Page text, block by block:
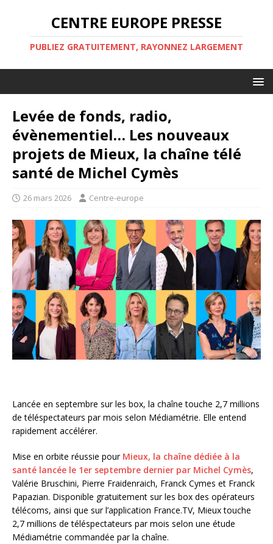
CENTRE EUROPE PRESSE
PUBLIEZ GRATUITEMENT, RAYONNEZ LARGEMENT
Levée de fonds, radio,
évènementiel… Les nouveaux
projets de Mieux, la chaîne télé
santé de Michel Cymès
26 mars 2026 Centre-europe
Lancée en septembre sur les box, la chaîne touche 2,7 millions
de téléspectateurs par mois selon Médiamétrie. Elle entend
rapidement accélérer.
Mise en orbite réussie pour Mieux, la chaîne dédiée à la
santé lancée le 1er septembre dernier par Michel Cymès,
Valérie Bruschini, Pierre Fraidenraich, Franck Cymes et Franck
Papazian. Disponible gratuitement sur les box des opérateurs
télécoms, ainsi que sur l’application France.TV, Mieux touche
2,7 millions de téléspectateurs par mois selon une étude
Médiamétrie commandée par la chaîne.